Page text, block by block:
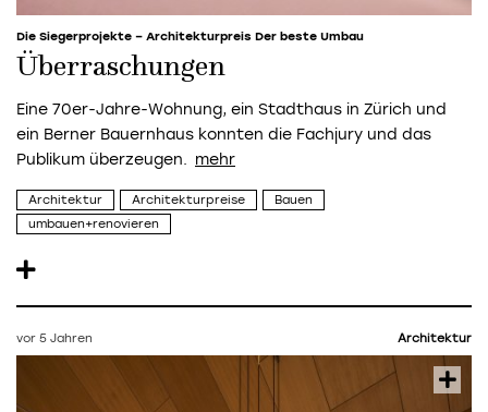
Die Siegerprojekte – Architekturpreis Der beste Umbau
Überraschungen
Eine 70er-Jahre-Wohnung, ein Stadthaus in Zürich und
ein Berner Bauernhaus konnten die Fachjury und das
Publikum überzeugen.
Architektur Architekturpreise
Bauen
umbauen+renovieren
vor 5 Jahren Architektur